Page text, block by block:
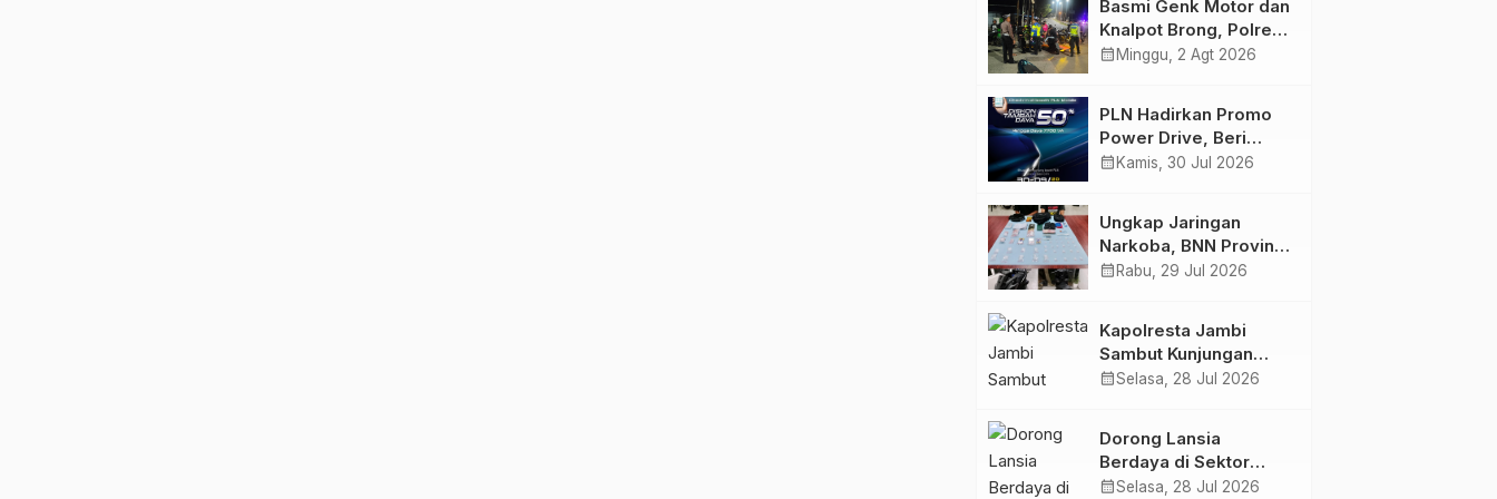
Semakin Skena
Basmi Genk Motor dan
Knalpot Brong, Polres
Tanjab Barat Amankan
calendar_month Minggu, 2 Agt 2026
PLN Hadirkan Promo
Power Drive, Beri
Diskon Tambah Daya
calendar_month Kamis, 30 Jul 2026
Ungkap Jaringan
Narkoba, BNN Provinsi
Jambi dan Bea Cukai
Butir Ekstasi dan 146
Gram Sabu
calendar_month Rabu, 29 Jul 2026
Kapolresta Jambi
Sambut Kunjungan
Ketua dan Pengurus
Kolaborasi
calendar_monthSelasa, 28 Jul 2026
Dorong Lansia
Berdaya di Sektor
Hijau, Pertamina EP
calendar_monthSelasa, 28 Jul 2026